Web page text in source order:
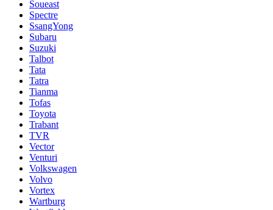
Soueast
Spectre
SsangYong
Subaru
Suzuki
Talbot
Tata
Tatra
Tianma
Tofas
Toyota
Trabant
TVR
Vector
Venturi
Volkswagen
Volvo
Vortex
Wartburg